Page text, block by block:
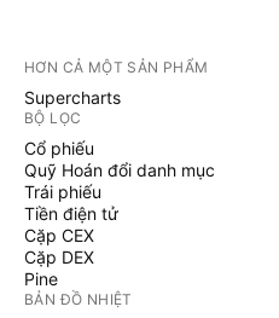
HƠN CẢ MỘT SẢN PHẨM
Supercharts
BỘ LỌC
Cổ phiếu
Quỹ Hoán đổi danh mục
Trái phiếu
Tiền điện tử
Cặp CEX
Cặp DEX
Pine
BẢN ĐỒ NHIỆT